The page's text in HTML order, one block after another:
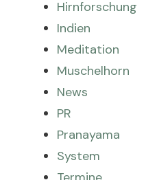
Hirnforschung
Indien
Meditation
Muschelhorn
News
PR
Pranayama
System